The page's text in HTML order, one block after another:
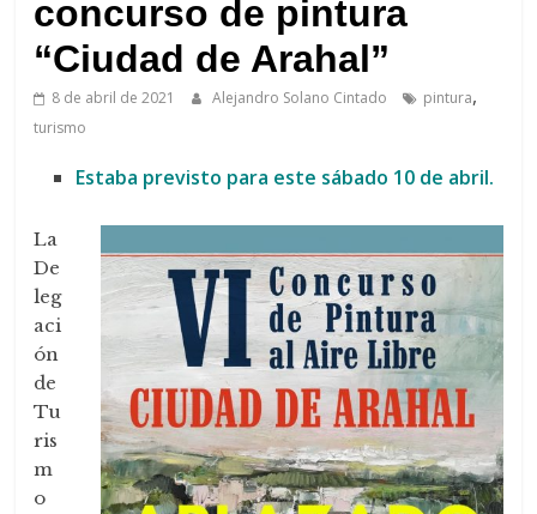
Arahal
concurso de pintura
“Ciudad de Arahal”
8 de abril de 2021 Alejandro Solano Cintado pintura,
turismo
Estaba previsto para este sábado 10 de abril.
La
De
leg
aci
ón
de
Tu
ris
m
o